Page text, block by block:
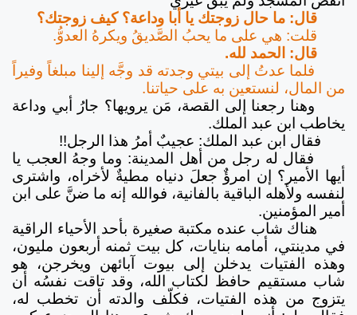
قال: ما حال زوجتك يا أبا وداعة؟ كيف زوجتك؟
قلت: هي على ما يحبُ الصَّديقُ ويكرهُ العدوُّ.
قال: الحمد لله.
فلما عدتُ إلى بيتي وجدته قد وجَّه إلينا مبلغاً وفيراً
من المال، لنستعين به على حياتنا.
وهنا رجعنا إلى القصة، مَن يرويها؟ جارُ أبي وداعة
يخاطب ابن عبد الملك.
فقال ابن عبد الملك: عجيبٌ أمرُ هذا الرجل!!
فقال له رجل من أهل المدينة: وما وجهُ العجب يا
أيها الأمير؟ إن امرؤٌ جعلَ دنياه مطيةٌ لأخراه، واشترى
لنفسه ولأهله الباقية بالفانية، فوالله إنه ما ضنَّ على ابن
أمير المؤمنين.
هناك شاب عنده مكتبة صغيرة بأحد الأحياء الراقية
في مدينتي، أمامه بنايات، كل بيت ثمنه أربعون مليون،
وهذه الفتيات يدخلن إلى بيوت آبائهن ويخرجن، هو
شاب مستقيم حافظ لكتاب الله، وقد تاقت نفسُه أن
يتزوج من هذه الفتيات، فكلّف والدته أن تخطب له،